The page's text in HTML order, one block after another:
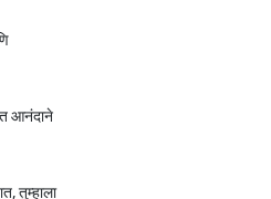
आनंदाने
तुम्हाला